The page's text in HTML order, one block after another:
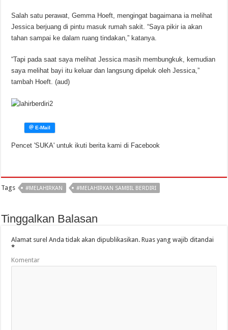
Salah satu perawat, Gemma Hoeft, mengingat bagaimana ia melihat
Jessica berjuang di pintu masuk rumah sakit. “Saya pikir ia akan
tahan sampai ke dalam ruang tindakan,” katanya.
“Tapi pada saat saya melihat Jessica masih membungkuk, kemudian
saya melihat bayi itu keluar dan langsung dipeluk oleh Jessica,”
tambah Hoeft. (aud)
Pencet 'SUKA' untuk ikuti berita kami di Facebook
Tags #MELAHIRKAN #MELAHIRKAN SAMBIL BERDIRI
Tinggalkan Balasan
Alamat surel Anda tidak akan dipublikasikan. Ruas yang wajib ditandai
*
Komentar